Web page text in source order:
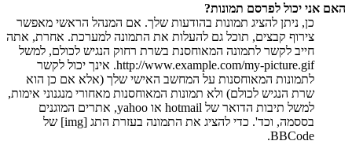
האם אני יכול לפרסם תמונות?
כן, ניתן להציג תמונות בהודעות שלך. אם המנהל הראשי מאפשר
צירוף קבצים, תוכל גם להעלות את התמונה למערכת. אחרת, אתה
חייב לקשר לתמונה המאוחסנת בשרת רחוק הנגיש לכולם, למשל
http://www.example.com/my-picture.gif. אינך יכול לקשר
לתמונות המאוחסנות על המחשב האישי שלך (אלא אם כן הוא
שרת הנגיש לכולם) ולא תמונות המאוחסנות מאחורי מנגנוני אימות,
למשל תיבות הדואר של hotmail או yahoo, אתרים המוגנים
בססמה, וכד'. כדי להציג את התמונה בעזרת התג [img] של
BBCode.